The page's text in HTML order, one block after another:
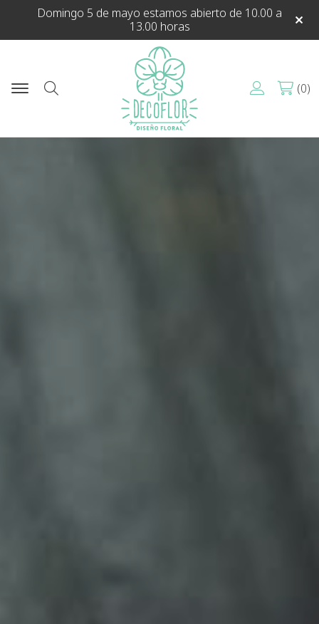
Domingo 5 de mayo estamos abierto de 10.00 a
13.00 horas
Buscar
0